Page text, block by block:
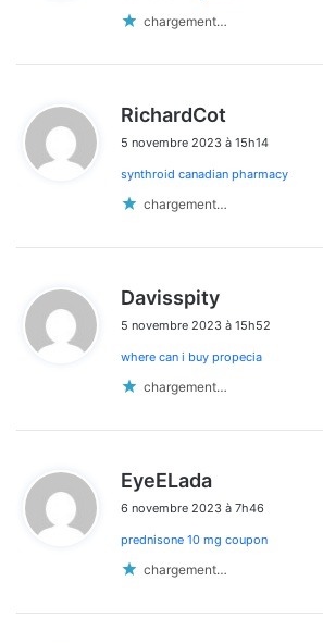
chargement…
RichardCot
t
5 novembre 2023 à 15h14
synthroid canadian pharmacy
chargement…
Davisspity
t
5 novembre 2023 à 15h52
where can i buy propecia
chargement…
EyeELada
t
6 novembre 2023 à 7h46
prednisone 10 mg coupon
chargement…